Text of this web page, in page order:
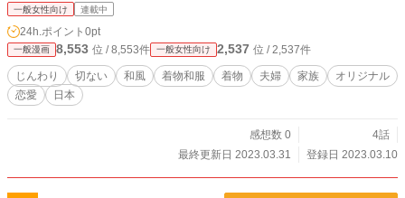
一般女性向け 連載中
24h.ポイント 0pt
一般漫画 8,553 位 / 8,553件 一般女性向け 2,537 位 / 2,537件
じんわり 切ない 和風 着物和服 着物 夫婦 家族
オリジナル
恋愛
日本
感想数 0
4話
最終更新日 2023.03.31
登録日 2023.03.10